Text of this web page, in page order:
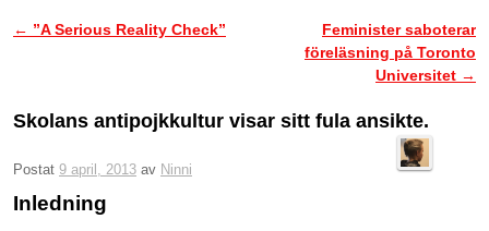
Inläggsnavigering
← ”A Serious Reality Check”
Feminister saboterar
föreläsning på Toronto
Universitet →
Skolans antipojkkultur visar sitt fula ansikte.
Postat 9 april, 2013 av Ninni
Inledning